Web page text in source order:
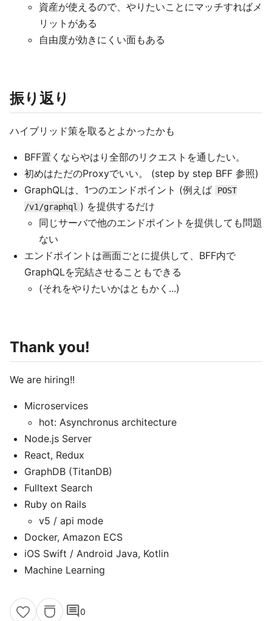
資産が使えるので、やりたいことにマッチすればメ
リットがある
自由度が効きにくい面もある
振り返り
ハイブリッド策を取るとよかったかも
BFF置くならやはり全部のリクエストを通したい。
初めはただのProxyでいい。 (step by step BFF 参照)
GraphQLは、1つのエンドポイント (例えば
POST
/v1/graphql ) を提供するだけ
同じサーバで他のエンドポイントを提供しても問題
ない
エンドポイントは画面ごとに提供して、BFF内で
GraphQLを完結させることもできる
(それをやりたいかはともかく...)
Thank you!
We are hiring!!
Microservices
hot: Asynchronus architecture
Node.js Server
React, Redux
GraphDB (TitanDB)
Fulltext Search
Ruby on Rails
v5 / api mode
Docker, Amazon ECS
iOS Swift / Android Java, Kotlin
Machine Learning
comment0